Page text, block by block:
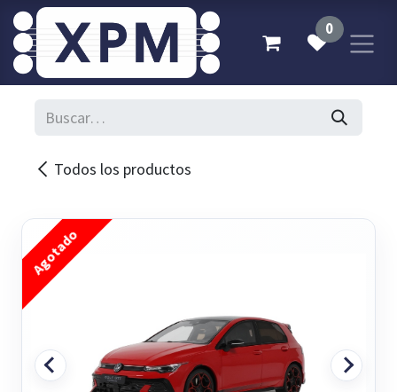
Ir al contenido
0
Todos los productos
Agotado